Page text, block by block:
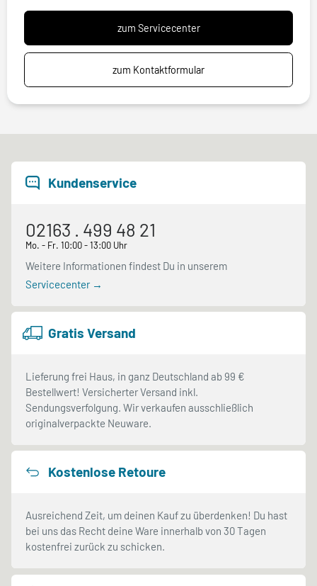
zum Servicecenter
zum Kontaktformular
Kundenservice
02163 . 499 48 21
Mo. - Fr. 10:00 - 13:00 Uhr
Weitere Informationen findest Du in unserem
Servicecenter →
Gratis Versand
Lieferung frei Haus, in ganz Deutschland ab 99 €
Bestellwert! Versicherter Versand inkl.
Sendungsverfolgung. Wir verkaufen ausschließlich
originalverpackte Neuware.
Kostenlose Retoure
Ausreichend Zeit, um deinen Kauf zu überdenken! Du hast
bei uns das Recht deine Ware innerhalb von 30 Tagen
kostenfrei zurück zu schicken.